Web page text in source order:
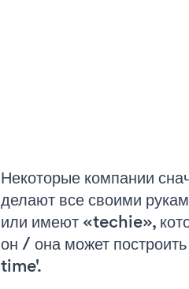
Некоторые компании
делают все своими
или имеют «techie»,
он / она может
time'.